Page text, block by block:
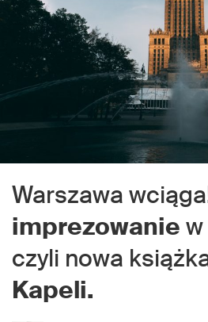
Warszawa
imprezowanie
czyli nowa
Kapeli.